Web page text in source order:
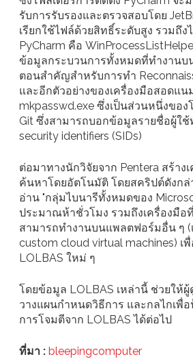
รับการรับรองและตรวจสอบโดย
เรียกใช้ไฟล์ด้วยสิทธิ์ระดับสูง รวมถึง
PyCharm คือ
ข้อมูลกระบวนการทั้งหมดที่ทำงานบ
ตอนสำคัญสำหรับการทำ
และอีกตัวอย่างของเครื่องมือสอดแน
mkpasswd.exe ซึ่งเป็นส่วนหนึ่งของ
Git ซึ่งสามารถบอกข้อมูลรายชื่อผู้ใช้
security identifiers (SIDs)
ต่อมาทางนักวิจัยจาก Pentera สร้าง
ค้นหาโดยอัตโนมัติ โดยสคริปต์ดังกล่
อ่าน "กลุ่มไบนารีทั้งหมดของ
ประมาณห้าชั่วโมง รวมถึงเครื่องมือ
สามารถทำงานบนแพลตฟอร์มอื่น ๆ (
custom cloud virtual machines) เ
LOLBAS ใหม่ ๆ
โดยข้อมูล LOLBAS เหล่านี้ ช่วยให้
วางแผนกำหนดวิธีการ และกลไกเพื่
การโจมตีจาก LOLBAS ได้ต่อไป
ที่มา : bleepingcomputer